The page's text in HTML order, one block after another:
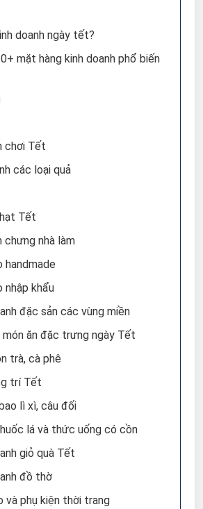
doanh ngày tết?
mặt hàng kinh doanh phổ biến
chơi Tết
các loại quả
Tết
chưng nhà làm
handmade
nhập khẩu
đặc sản các vùng miền
ăn đặc trưng ngày Tết
trà, cà phê
trí Tết
lì xì, câu đối
lá và thức uống có cồn
giỏ quà Tết
đồ thờ
và phụ kiện thời trang